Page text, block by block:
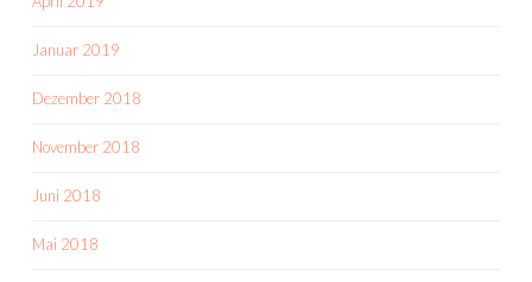
Januar 2019
Dezember 2018
November 2018
Juni 2018
Mai 2018